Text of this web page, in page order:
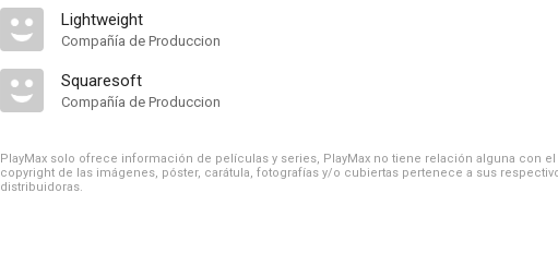
Lightweight
Compañía de Produccion
Squaresoft
Compañía de Produccion
PlayMax solo ofrece información de películas y series, PlayMax no tiene relación alguna con
copyright de las imágenes, póster, carátula, fotografías y/o cubiertas pertenece a sus
distribuidoras.